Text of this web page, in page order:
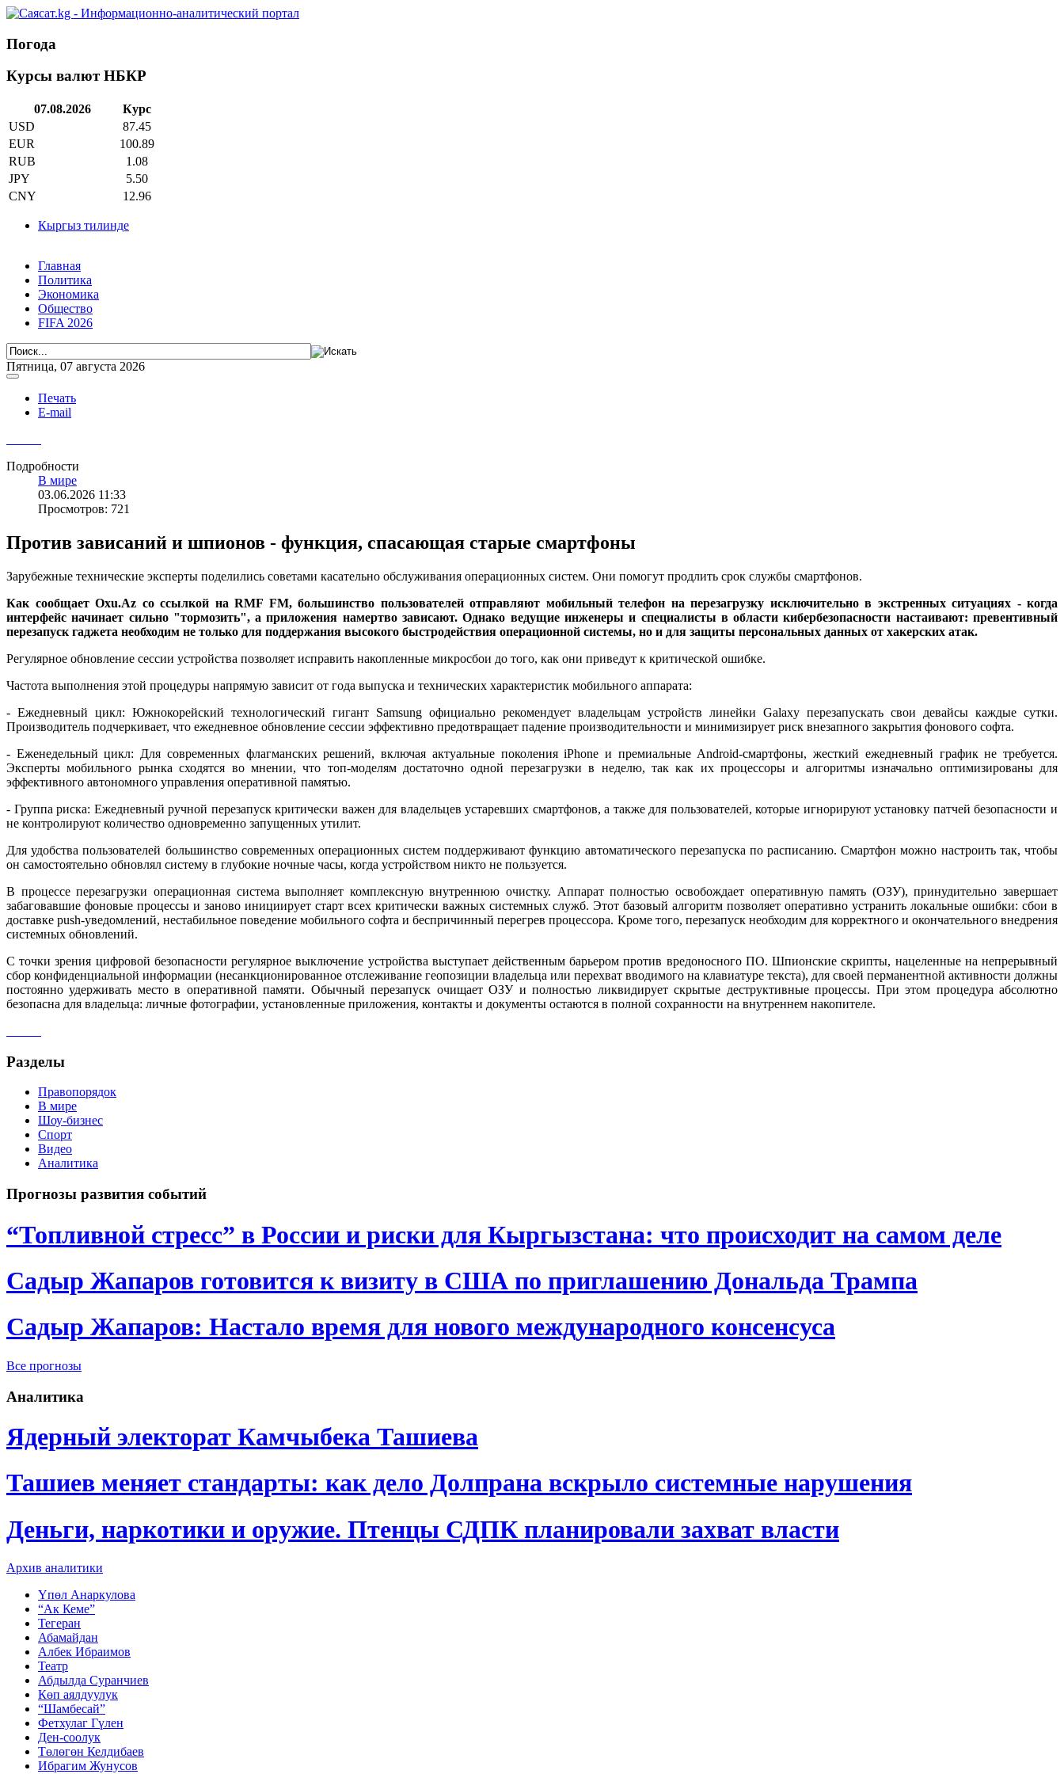
Погода
Курсы валют НБКР
07.08.2026
Курс
USD
87.45
EUR
100.89
RUB
1.08
JPY
5.50
CNY
12.96
Кыргыз тилинде
Главная
Политика
Экономика
Общество
FIFA 2026
Пятница, 07 августа 2026
Печать
E-mail
Подробности
В мире
03.06.2026 11:33
Просмотров: 721
Против зависаний и шпионов - функция, спасающая старые смартфоны
Зарубежные технические эксперты поделились советами касательно обслуживания операционных систем. Они помогут продлить срок службы смартфонов.
Как сообщает Oxu.Az со ссылкой на RMF FM, большинство пользователей отправляют мобильный телефон на перезагрузку исключительно в экстренных ситуациях - когда
интерфейс начинает сильно "тормозить", а приложения намертво зависают. Однако ведущие инженеры и специалисты в области кибербезопасности настаивают: превентивный
перезапуск гаджета необходим не только для поддержания высокого быстродействия операционной системы, но и для защиты персональных данных от хакерских атак.
Регулярное обновление сессии устройства позволяет исправить накопленные микросбои до того, как они приведут к критической ошибке.
Частота выполнения этой процедуры напрямую зависит от года выпуска и технических характеристик мобильного аппарата:
- Ежедневный цикл: Южнокорейский технологический гигант Samsung официально рекомендует владельцам устройств линейки Galaxy перезапускать свои девайсы каждые сутки.
Производитель подчеркивает, что ежедневное обновление сессии эффективно предотвращает падение производительности и минимизирует риск внезапного закрытия фонового софта.
- Еженедельный цикл: Для современных флагманских решений, включая актуальные поколения iPhone и премиальные Android-смартфоны, жесткий ежедневный график не требуется.
Эксперты мобильного рынка сходятся во мнении, что топ-моделям достаточно одной перезагрузки в неделю, так как их процессоры и алгоритмы изначально оптимизированы для
эффективного автономного управления оперативной памятью.
- Группа риска: Ежедневный ручной перезапуск критически важен для владельцев устаревших смартфонов, а также для пользователей, которые игнорируют установку патчей безопасности и
не контролируют количество одновременно запущенных утилит.
Для удобства пользователей большинство современных операционных систем поддерживают функцию автоматического перезапуска по расписанию. Смартфон можно настроить так, чтобы
он самостоятельно обновлял систему в глубокие ночные часы, когда устройством никто не пользуется.
В процессе перезагрузки операционная система выполняет комплексную внутреннюю очистку. Аппарат полностью освобождает оперативную память (ОЗУ), принудительно завершает
забаговавшие фоновые процессы и заново инициирует старт всех критически важных системных служб. Этот базовый алгоритм позволяет оперативно устранить локальные ошибки: сбои в
доставке push-уведомлений, нестабильное поведение мобильного софта и беспричинный перегрев процессора. Кроме того, перезапуск необходим для корректного и окончательного внедрения
системных обновлений.
С точки зрения цифровой безопасности регулярное выключение устройства выступает действенным барьером против вредоносного ПО. Шпионские скрипты, нацеленные на непрерывный
сбор конфиденциальной информации (несанкционированное отслеживание геопозиции владельца или перехват вводимого на клавиатуре текста), для своей перманентной активности должны
постоянно удерживать место в оперативной памяти. Обычный перезапуск очищает ОЗУ и полностью ликвидирует скрытые деструктивные процессы. При этом процедура абсолютно
безопасна для владельца: личные фотографии, установленные приложения, контакты и документы остаются в полной сохранности на внутреннем накопителе.
Разделы
Правопорядок
В мире
Шоу-бизнес
Спорт
Видео
Аналитика
Прогнозы развития событий
“Топливной стресс” в России и риски для Кыргызстана: что происходит на самом деле
Садыр Жапаров готовится к визиту в США по приглашению Дональда Трампа
Садыр Жапаров: Настало время для нового международного консенсуса
Все прогнозы
Аналитика
Ядерный электорат Камчыбека Ташиева
Ташиев меняет стандарты: как дело Долпрана вскрыло системные нарушения
Деньги, наркотики и оружие. Птенцы СДПК планировали захват власти
Архив аналитики
Үпөл Анаркулова
“Ак Кеме”
Тегеран
Абамайдан
Албек Ибраимов
Театр
Абдылда Суранчиев
Көп аялдуулук
“Шамбесай”
Фетхулаг Гүлен
Ден-соолук
Төлөгөн Келдибаев
Ибрагим Жунусов